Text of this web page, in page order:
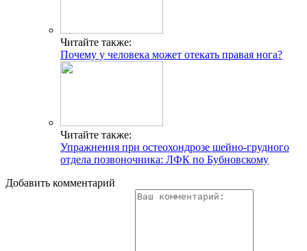
Читайте также:
Почему у человека может отекать правая нога?
Читайте также:
Упражнения при остеохондрозе шейно-грудного
отдела позвоночника: ЛФК по Бубновскому
Добавить комментарий